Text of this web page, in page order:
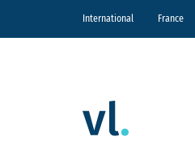
International France